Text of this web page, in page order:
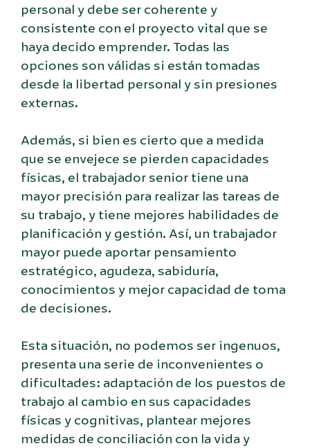
personal y debe ser coherente y
consistente con el proyecto vital que se
haya decido emprender. Todas las
opciones son válidas si están tomadas
desde la libertad personal y sin presiones
externas.
Además, si bien es cierto que a medida
que se envejece se pierden capacidades
físicas, el trabajador senior tiene una
mayor precisión para realizar las tareas de
su trabajo, y tiene mejores habilidades de
planificación y gestión. Así, un trabajador
mayor puede aportar pensamiento
estratégico, agudeza, sabiduría,
conocimientos y mejor capacidad de toma
de decisiones.
Esta situación, no podemos ser ingenuos,
presenta una serie de inconvenientes o
dificultades: adaptación de los puestos de
trabajo al cambio en sus capacidades
físicas y cognitivas, plantear mejores
medidas de conciliación con la vida y